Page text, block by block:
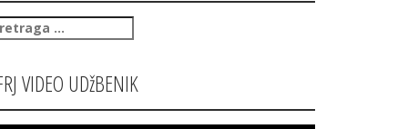
VIDEO UDžBENIK